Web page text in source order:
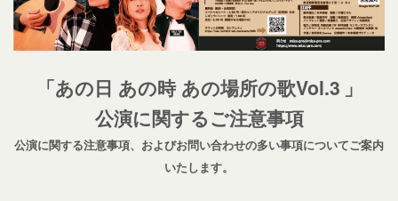
「あの日 あの時 あの場所の歌Vol.3 」
公演に関するご注意事項
公演に関する注意事項、およびお問い合わせの多い事項についてご案内
いたします。